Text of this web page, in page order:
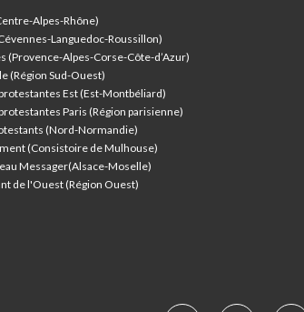
Alpes-Rhône)
Languedoc-Roussillon)
(Provence-Alpes-Corse-Côte-d’Azur)
(Région Sud-Ouest)
Est (Est-Montbéliard)
Paris (Région parisienne)
(Nord-Normandie)
(Consistoire de Mulhouse)
Messager(Alsace-Moselle)
de l'Ouest (Région Ouest)